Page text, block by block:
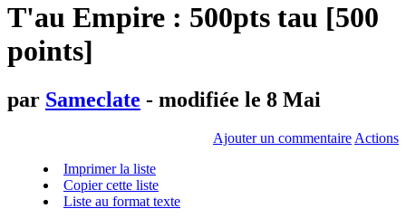
T'au Empire : 500pts tau [500
points]
par Sameclate - modifiée le 8 Mai
Ajouter un commentaire Actions
Imprimer la liste
Copier cette liste
Liste au format texte